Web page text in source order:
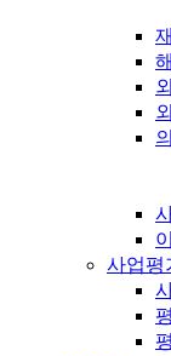
사업평